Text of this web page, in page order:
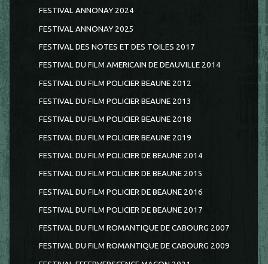
FESTIVAL ANNONAY 2024
FESTIVAL ANNONAY 2025
FESTIVAL DES NOTES ET DES TOILES 2017
FESTIVAL DU FILM AMERICAIN DE DEAUVILLE 2014
FESTIVAL DU FILM POLICIER BEAUNE 2012
FESTIVAL DU FILM POLICIER BEAUNE 2013
FESTIVAL DU FILM POLICIER BEAUNE 2018
FESTIVAL DU FILM POLICIER BEAUNE 2019
FESTIVAL DU FILM POLICIER DE BEAUNE 2014
FESTIVAL DU FILM POLICIER DE BEAUNE 2015
FESTIVAL DU FILM POLICIER DE BEAUNE 2016
FESTIVAL DU FILM POLICIER DE BEAUNE 2017
FESTIVAL DU FILM ROMANTIQUE DE CABOURG 2007
FESTIVAL DU FILM ROMANTIQUE DE CABOURG 2009